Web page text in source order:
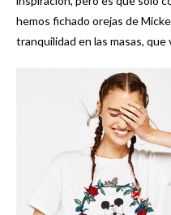
hemos fichado orejas de
tranquilidad en las masas,